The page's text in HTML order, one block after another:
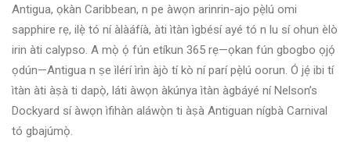
Antigua, ọkàn Caribbean, n pe àwọn arinrin-ajo pẹ̀lú omi
sapphire rẹ, ilẹ̀ tó ní àlàáfíà, àti ìtàn ìgbésí ayé tó n lu sí ohun èlò
irin àti calypso. A mọ̀ ọ́ fún etíkun 365 rẹ—ọkan fún gbogbo ọjọ́
ọdún—Antigua n ṣe ìlérí ìrìn àjò tí kò ní parí pẹ̀lú oorun. Ó jẹ́ ibi tí
ìtàn àti àṣà ti dapọ̀, láti àwọn àkúnya ìtàn àgbáyé ní Nelson’s
Dockyard sí àwọn ìfihàn aláwọ̀n ti àṣà Antiguan nígbà Carnival
tó gbajúmọ̀.